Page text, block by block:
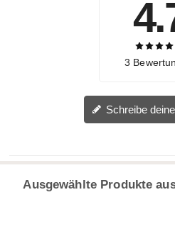
3
Schreibe
Ausgewählte Produkte